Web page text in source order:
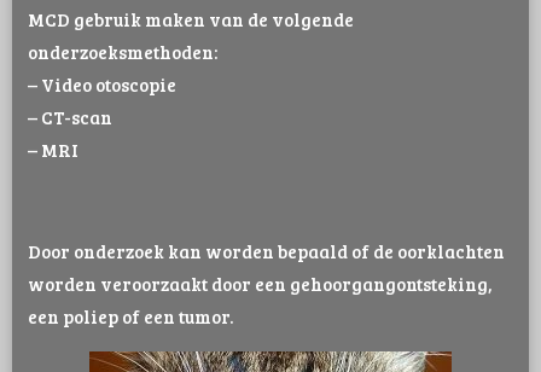
MCD gebruik maken van de volgende
onderzoeksmethoden:
– Video otoscopie
– CT-scan
– MRI
Door onderzoek kan worden bepaald of de oorklachten
worden veroorzaakt door een gehoorgangontsteking,
een poliep of een tumor.